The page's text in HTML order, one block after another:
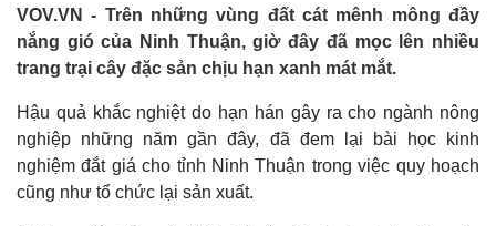
VOV.VN - Trên những vùng đất cát mênh mông đầy
nắng gió của Ninh Thuận, giờ đây đã mọc lên nhiều
trang trại cây đặc sản chịu hạn xanh mát mắt.
Hậu quả khắc nghiệt do hạn hán gây ra cho ngành nông
nghiệp những năm gần đây, đã đem lại bài học kinh
nghiệm đắt giá cho tỉnh Ninh Thuận trong việc quy hoạch
cũng như tổ chức lại sản xuất.